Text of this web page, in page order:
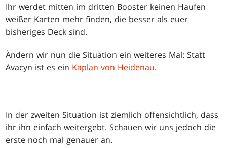
Ihr werdet mitten im dritten Booster keinen Haufen
weißer Karten mehr finden, die besser als euer
bisheriges Deck sind.
Ändern wir nun die Situation ein weiteres Mal: Statt
Avacyn ist es ein Kaplan von Heidenau.
In der zweiten Situation ist ziemlich offensichtlich, dass
ihr ihn einfach weitergebt. Schauen wir uns jedoch die
erste noch mal genauer an.